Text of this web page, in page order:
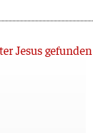
Jesus gefunden